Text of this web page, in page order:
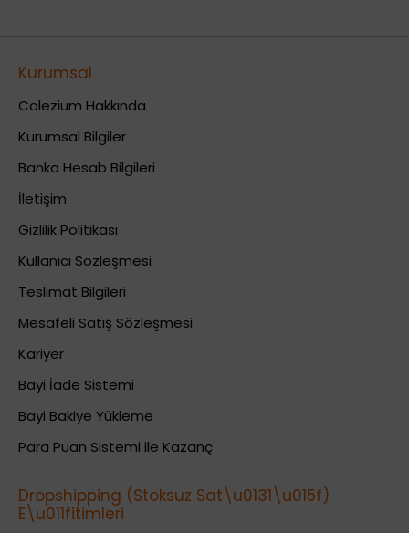
Kurumsal
Colezium Hakkında
Kurumsal Bilgiler
Banka Hesab Bilgileri
İletişim
Gizlilik Politikası
Kullanıcı Sözleşmesi
Teslimat Bilgileri
Mesafeli Satış Sözleşmesi
Kariyer
Bayi İade Sistemi
Bayi Bakiye Yükleme
Para Puan Sistemi ile Kazanç
Dropshipping (Stoksuz Sat\u0131\u015f)
E\u011fitimleri